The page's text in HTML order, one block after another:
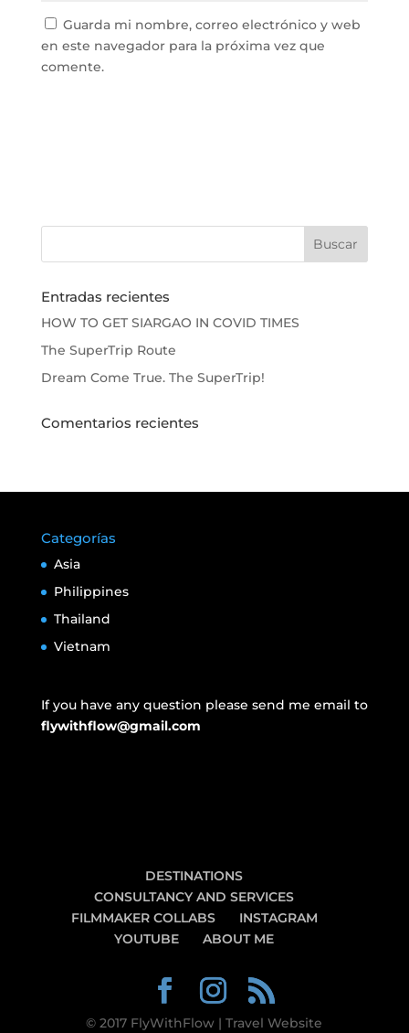
Guarda mi nombre, correo electrónico y web
en este navegador para la próxima vez que
comente.
Entradas recientes
HOW TO GET SIARGAO IN COVID TIMES
The SuperTrip Route
Dream Come True. The SuperTrip!
Comentarios recientes
Categorías
Asia
Philippines
Thailand
Vietnam
If you have any question please send me email to
flywithflow@gmail.com
DESTINATIONS
CONSULTANCY AND SERVICES
FILMMAKER COLLABS
INSTAGRAM
YOUTUBE
ABOUT ME
© 2017 FlyWithFlow | Travel Website